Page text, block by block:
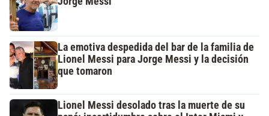
La emotiva despedida del bar de la familia de
Lionel Messi para Jorge Messi y la decisión
que tomaron
Lionel Messi desolado tras la muerte de su